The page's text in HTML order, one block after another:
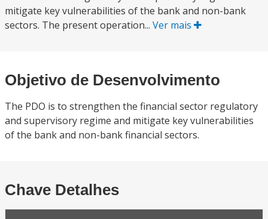
mitigate key vulnerabilities of the bank and non-bank
sectors. The present operation... Ver mais
Objetivo de Desenvolvimento
The PDO is to strengthen the financial sector regulatory
and supervisory regime and mitigate key vulnerabilities
of the bank and non-bank financial sectors.
Chave Detalhes